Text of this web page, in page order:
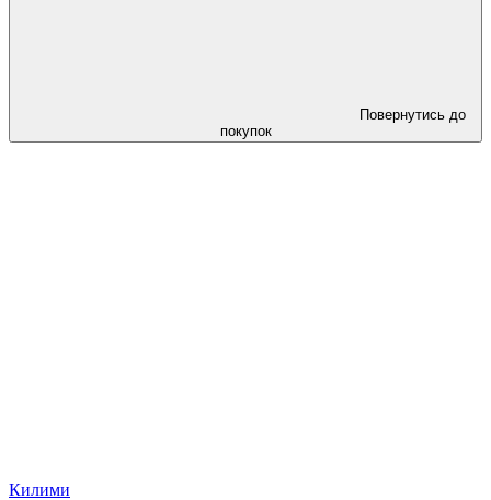
Повернутись до
покупок
Килими